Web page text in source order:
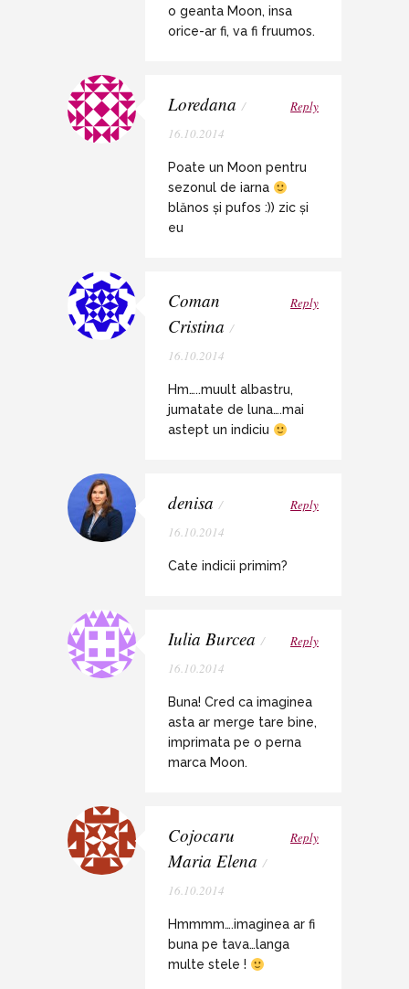
o geanta Moon, insa
orice-ar fi, va fi fruumos.
Loredana /
16.10.2014
Reply
Poate un Moon pentru
sezonul de iarna
blănos și pufos :)) zic și
eu
Coman
Cristina /
16.10.2014
Reply
Hm…..muult albastru,
jumatate de luna….mai
astept un indiciu
denisa /
16.10.2014
Reply
Cate indicii primim?
Iulia Burcea /
16.10.2014
Reply
Buna! Cred ca imaginea
asta ar merge tare bine,
imprimata pe o perna
marca Moon.
Cojocaru
Maria Elena /
16.10.2014
Reply
Hmmmm….imaginea ar fi
buna pe tava…langa
multe stele !